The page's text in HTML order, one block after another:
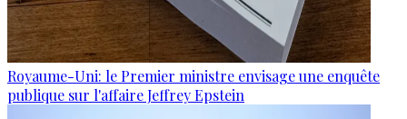
Royaume-Uni: le Premier ministre envisage une enquête
publique sur l'affaire Jeffrey Epstein